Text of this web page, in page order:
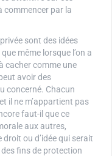
commencer par la
sont des idées
même lorsque l’on a
cacher comme une
avoir des
concerné. Chacun
il ne m’appartient pas
faut-il que ce
aux autres,
droit ou d’idée qui serait
fins de protection